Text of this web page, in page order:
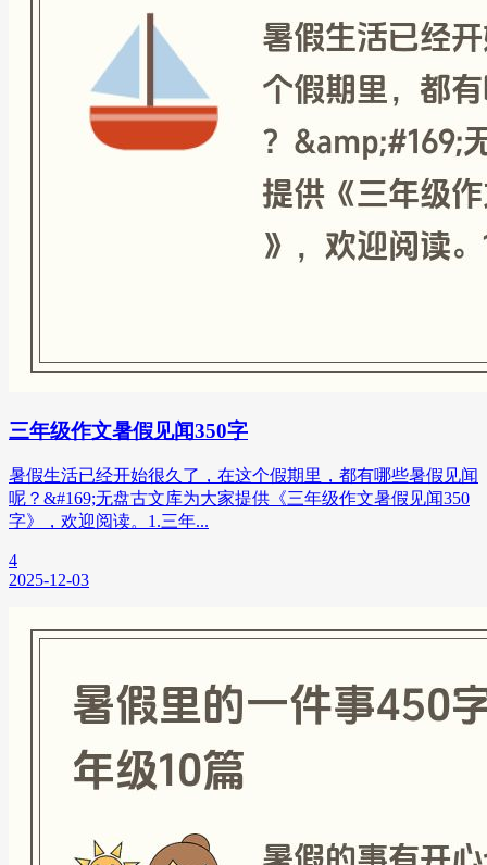
三年级作文暑假见闻350字
暑假生活已经开始很久了，在这个假期里，都有哪些暑假见闻
呢？&#169;无盘古文库为大家提供《三年级作文暑假见闻350
字》，欢迎阅读。1.三年...
4
2025-12-03